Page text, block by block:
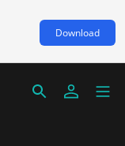
Download